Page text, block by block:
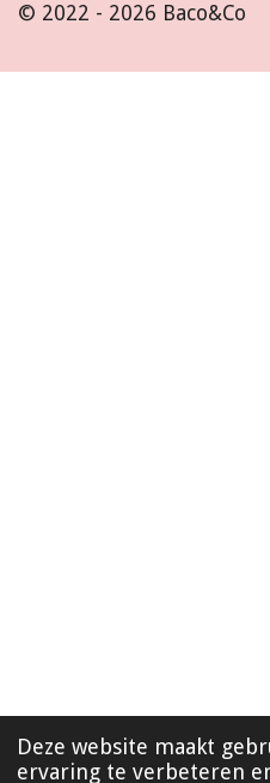
Deze website maakt
ervaring te verbeteren
a
r
© 2022 - 2026 Baco&Co